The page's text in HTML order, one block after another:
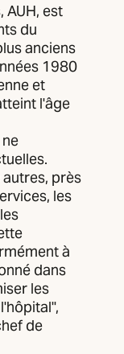
AUH, est
du
anciens
1980
et
l'âge
près
les
à
dans
les
de